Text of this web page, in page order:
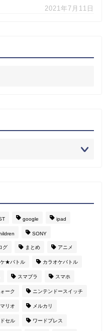
2021年7月11日
google ipad
SONY
グ まとめ アニメ
ケ★バトル カラオケバトル
スマブラ スマホ
ーク ニンテンドースイッチ
マリオ メルカリ
セル ワードプレス